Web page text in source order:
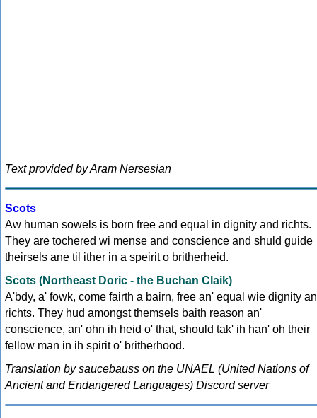
Text provided by Aram Nersesian
Scots
Aw human sowels is born free and equal in dignity and richts.
They are tochered wi mense and conscience and shuld guide
theirsels ane til ither in a speirit o britherheid.
Scots (Northeast Doric - the Buchan Claik)
A'bdy, a' fowk, come fairth a bairn, free an' equal wie dignity
richts. They hud amongst themsels baith reason an'
conscience, an' ohn ih heid o' that, should tak' ih han' oh their
fellow man in ih spirit o' britherhood.
Translation by saucebauss on the UNAEL (United Nations of
Ancient and Endangered Languages) Discord server